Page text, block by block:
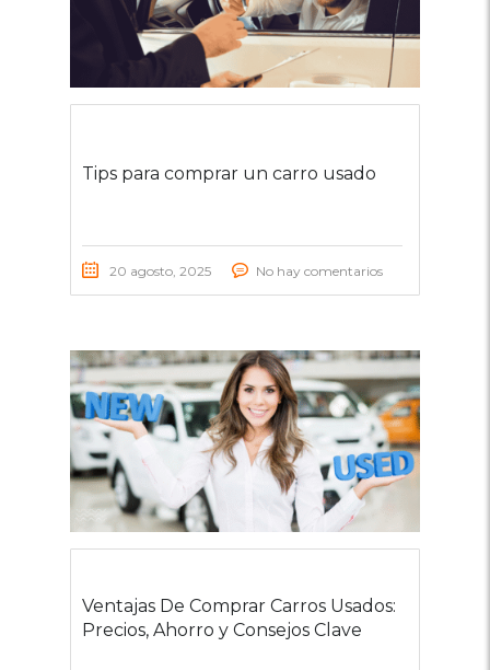
Tips para comprar un carro usado
20 agosto, 2025 No hay comentarios
Ventajas De Comprar Carros Usados:
Precios, Ahorro y Consejos Clave